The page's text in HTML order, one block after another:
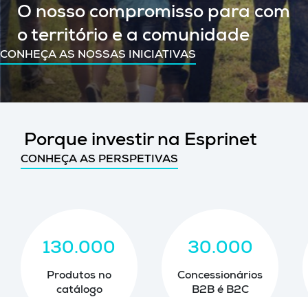
O nosso compromisso para com
o território e a comunidade
CONHEÇA AS NOSSAS INICIATIVAS
Porque investir na Esprinet
CONHEÇA AS PERSPETIVAS
130.000
Produtos no
catálogo
30.000
Concessionários
B2B é B2C